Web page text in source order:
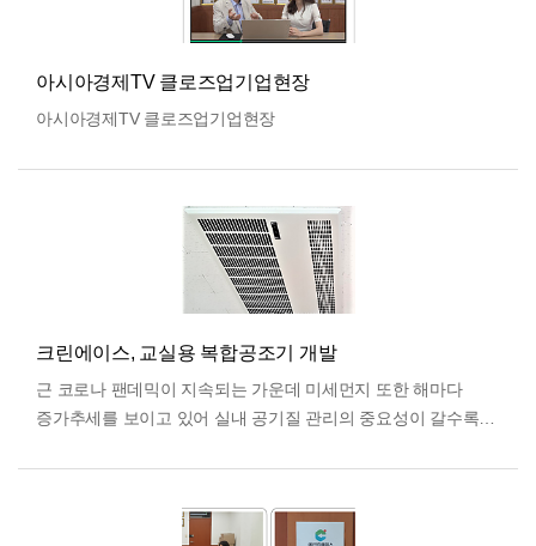
아시아경제TV 클로즈업기업현장
아시아경제TV 클로즈업기업현장
크린에이스, 교실용 복합공조기 개발
근 코로나 팬데믹이 지속되는 가운데 미세먼지 또한 해마다
증가추세를 보이고 있어 실내 공기질 관리의 중요성이 갈수록
…